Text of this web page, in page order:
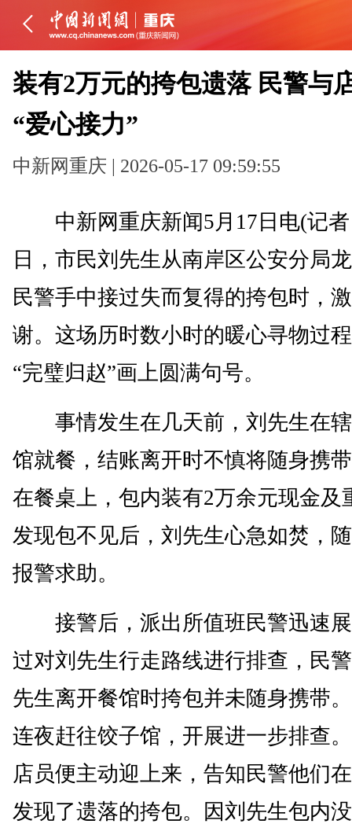
装有2万元的挎包遗落 民警与
“爱心接力”
中新网重庆 | 2026-05-17 09:59:55
中新网重庆新闻5月17日电(记者
日，市民刘先生从南岸区公安分局
民警手中接过失而复得的挎包时，
谢。这场历时数小时的暖心寻物过
“完璧归赵”画上圆满句号。
事情发生在几天前，刘先生在辖
馆就餐，结账离开时不慎将随身携
在餐桌上，包内装有2万余元现金及
发现包不见后，刘先生心急如焚，
报警求助。
接警后，派出所值班民警迅速展
过对刘先生行走路线进行排查，民
先生离开餐馆时挎包并未随身携带
连夜赶往饺子馆，开展进一步排查
店员便主动迎上来，告知民警他们
发现了遗落的挎包。因刘先生包内